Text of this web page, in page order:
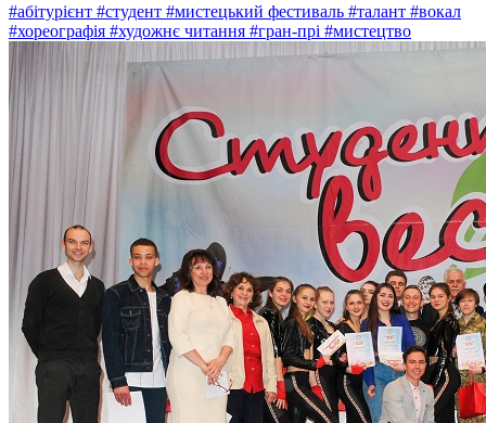
#абітурієнт #студент #мистецький фестиваль #талант #вокал
#хореографія #художнє читання #гран-прі #мистецтво